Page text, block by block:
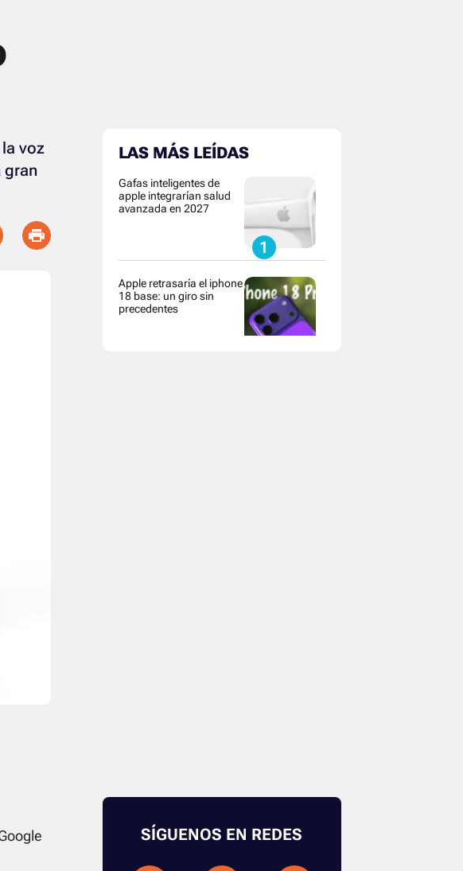
voz
gran
LAS MÁS LEÍDAS
Gafas inteligentes de
apple integrarían salud
avanzada en 2027
Apple retrasaría el iphone
18 base: un giro sin
precedentes
SÍGUENOS EN REDES